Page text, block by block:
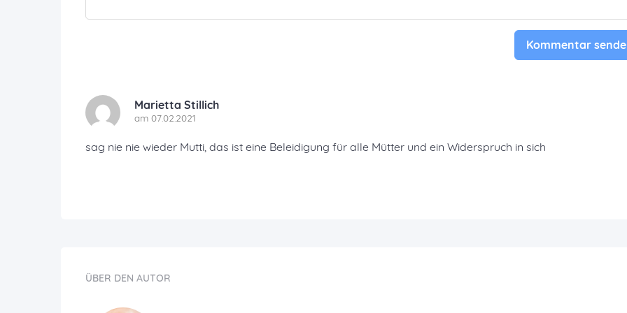
Kommentar
Marietta Stillich
am 07.02.2021
sag nie nie wieder Mutti, das ist eine Beleidigung für alle Mütter und ein Widerspruch in sich
ÜBER DEN AUTOR